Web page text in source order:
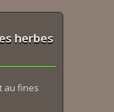
herbes
au fines